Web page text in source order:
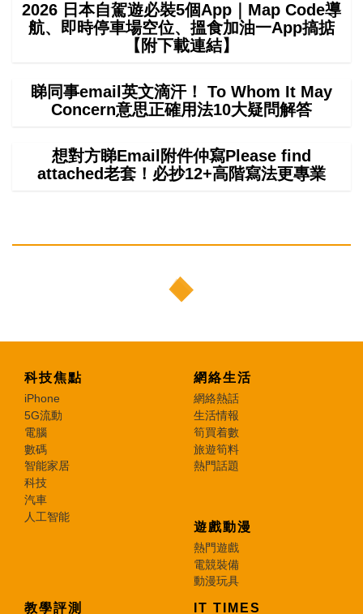
2026 日本自駕遊必裝5個App｜Map Code導
航、即時停車場空位、搵食加油一App搞掂
【附下載連結】
睇同事email英文滴汗！ To Whom It May
Concern意思正確用法10大疑問解答
想對方睇Email附件仲寫Please find
attached老套！必抄12+高階寫法更專業
科技焦點
iPhone
5G流動
電腦
數碼
智能家居
科技
汽車
人工智能
網絡生活
網絡熱話
生活情報
筍買着數
旅遊筍料
熱門話題
遊戲動漫
熱門遊戲
電競裝備
動漫玩具
教學評測 IT TIMES